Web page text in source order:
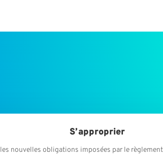
S’approprier
les nouvelles obligations imposées par le